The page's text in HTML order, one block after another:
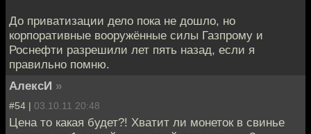
До приватизации дело пока не дошло, но
корпоративные вооружённые силы Газпрому и
Роснефти разрешили лет пять назад, если я
правильно помню.
АлексИ »
#54 | 03.10.11 20:48
Цена то какая будет?! Хватит ли монеток в свинье